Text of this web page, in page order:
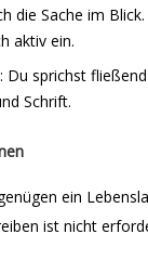
die Sache im
aktiv ein.
: Du sprichst
Schrift.
ein
ist nicht